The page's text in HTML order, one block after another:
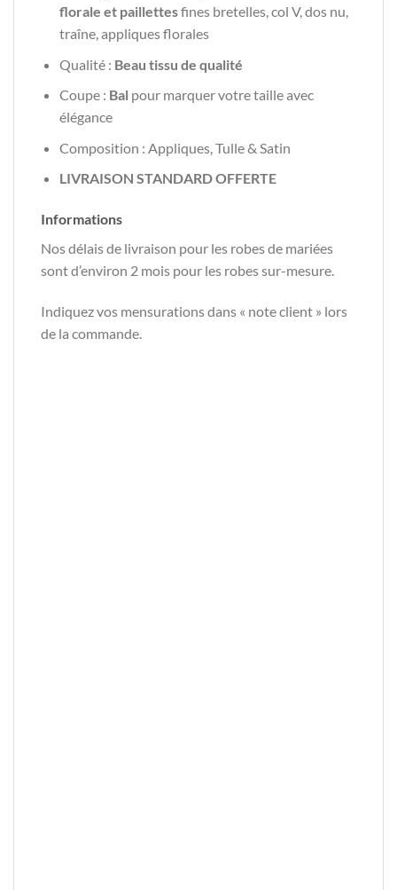
florale et paillettesfines bretelles, col V, dos nu,
traîne, appliques florales
Qualité : Beau tissu de qualité
Coupe : Bal pour marquer votre taille avec
élégance
Composition : Appliques, Tulle & Satin
LIVRAISON STANDARD OFFERTE
Informations
Nos délais de livraison pour les robes de mariées
sont d’environ 2 mois pour les robes sur-mesure.
Indiquez vos mensurations dans « note client » lors
de la commande.